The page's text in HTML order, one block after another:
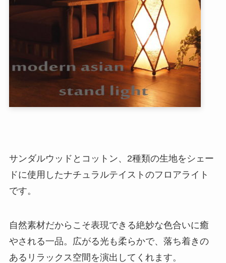
サンダルウッドとコットン、2種類の生地をシェー
ドに使用したナチュラルテイストのフロアライト
です。
自然素材だからこそ表現できる絶妙な色合いに癒
やされる一品。広がる光も柔らかで、落ち着きの
あるリラックス空間を演出してくれます。